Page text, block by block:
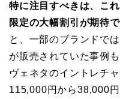
特に注目すべきは、こ
限定の大幅割引が期待
と、一部のブランドで
が販売されていた事例
ヴェネタのイントレチ
115,000円から38,000